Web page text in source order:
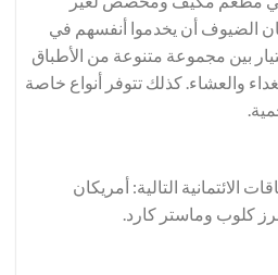
الضيوف أن يخدموا أنفسهم في
بين مجموعة متنوعة من الأطباق
والعشاء. كذلك تتوفر أنواع خاصة
الائتمانية التالية: أمريكان
كلوب وماستر كارد.